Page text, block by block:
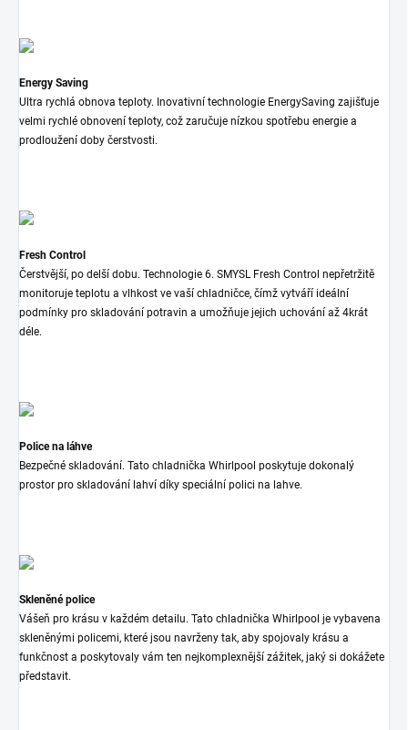
Energy Saving
Ultra rychlá obnova teploty. Inovativní technologie EnergySaving zajišťuje
velmi rychlé obnovení teploty, což zaručuje nízkou spotřebu energie a
prodloužení doby čerstvosti.
Fresh Control
Čerstvější, po delší dobu. Technologie 6. SMYSL Fresh Control nepřetržitě
monitoruje teplotu a vlhkost ve vaší chladničce, čímž vytváří ideální
podmínky pro skladování potravin a umožňuje jejich uchování až 4krát
déle.
Police na láhve
Bezpečné skladování. Tato chladnička Whirlpool poskytuje dokonalý
prostor pro skladování lahví díky speciální polici na lahve.
Skleněné police
Vášeň pro krásu v každém detailu. Tato chladnička Whirlpool je vybavena
skleněnými policemi, které jsou navrženy tak, aby spojovaly krásu a
funkčnost a poskytovaly vám ten nejkomplexnější zážitek, jaký si dokážete
představit.